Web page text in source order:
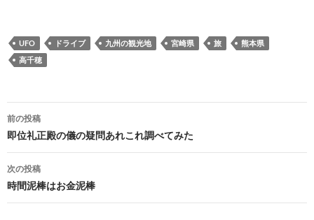
UFO ドライブ 九州の観光地 宮崎県 旅
熊本県
高千穂
投
稿
ナ
ビ
前の投稿
即位礼正殿の儀の疑問あれこれ調べてみた
次の投稿
時間泥棒はお金泥棒